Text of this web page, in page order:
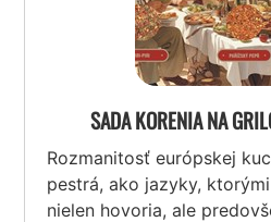
SADA KORENIA NA
Rozmanitosť európskej
pestrá, ako jazyky,
nielen hovoria, ale